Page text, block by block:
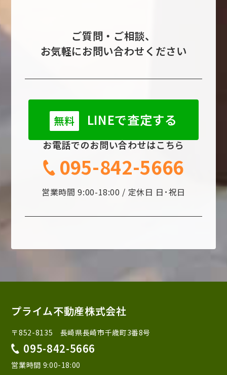
ご質問・ご相談、
お気軽にお問い合わせください
無料 LINEで査定する
お電話でのお問い合わせはこちら
095-842-5666
営業時間 9:00-18:00 / 定休日 日･祝日
プライム不動産株式会社
〒852-8135 長崎県長崎市千歳町3番8号
095-842-5666
営業時間 9:00-18:00